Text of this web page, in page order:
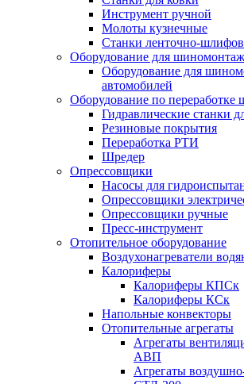
Инструмент ручной
Молоты кузнечные
Станки ленточно-
Оборудование для
Оборудование для
автомобилей
Оборудование по переработке
Гидравлические станки
Резиновые покрытия
Переработка РТИ
Шредер
Опрессовщики
Насосы для
Опрессовщики
Опрессовщики ручные
Пресс-инструмент
Отопительное оборудование
Воздухонагреватели
Калориферы
Калориферы КПСк
Калориферы КСк
Напольные конвекторы
Отопительные агрегаты
Агрегаты
АВП
Агрегаты